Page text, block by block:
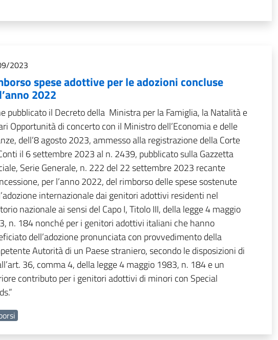
2023
spese adottive per le adozioni concluse
2022
pubblicato il Decreto della Ministra per la Famiglia, la Natalità e
Opportunità di concerto con il Ministro dell’Economia e delle
dell’8 agosto 2023, ammesso alla registrazione della Corte
il 6 settembre 2023 al n. 2439, pubblicato sulla Gazzetta
Serie Generale, n. 222 del 22 settembre 2023 recante
per l’anno 2022, del rimborso delle spese sostenute
internazionale dai genitori adottivi residenti nel
nazionale ai sensi del Capo I, Titolo III, della legge 4 maggio
n. 184 nonché per i genitori adottivi italiani che hanno
dell’adozione pronunciata con provvedimento della
Autorità di un Paese straniero, secondo le disposizioni di
36, comma 4, della legge 4 maggio 1983, n. 184 e un
contributo per i genitori adottivi di minori con Special